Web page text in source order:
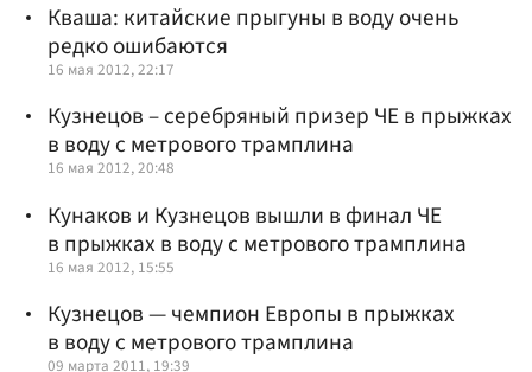
Кваша: китайские прыгуны в воду очень
редко ошибаются
16 мая 2012, 22:17
Кузнецов – серебряный призер ЧЕ в прыжках
в воду с метрового трамплина
16 мая 2012, 20:48
Кунаков и Кузнецов вышли в финал ЧЕ
в прыжках в воду с метрового трамплина
16 мая 2012, 15:55
Кузнецов — чемпион Европы в прыжках
в воду с метрового трамплина
09 марта 2011, 19:39